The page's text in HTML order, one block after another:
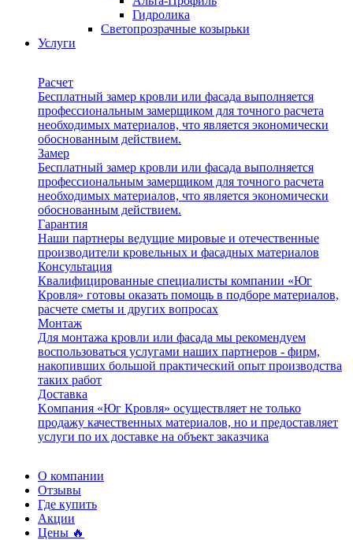
Гидролика
Светопрозрачные козырьки
Услуги
Расчет
Бесплатный замер кровли или фасада выполняется
профессиональным замерщиком для точного расчета
необходимых материалов, что является экономически
обоснованным действием.
Замер
Бесплатный замер кровли или фасада выполняется
профессиональным замерщиком для точного расчета
необходимых материалов, что является экономически
обоснованным действием.
Гарантия
Наши партнеры ведущие мировые и отечественные
производители кровельных и фасадных материалов
Консультация
Квалифицированные специалисты компании «Юг
Кровля» готовы оказать помощь в подборе материалов,
расчете сметы и других вопросах
Монтаж
Для монтажа кровли или фасада мы рекомендуем
воспользоваться услугами наших партнеров - фирм,
накопивших большой практический опыт производства
таких работ
Доставка
Kомпания «Юг Кровля» осуществляет не только
продажу качественных материалов, но и предоставляет
услуги по их доставке на объект заказчика
О компании
Отзывы
Где купить
Акции
Цены 🔥